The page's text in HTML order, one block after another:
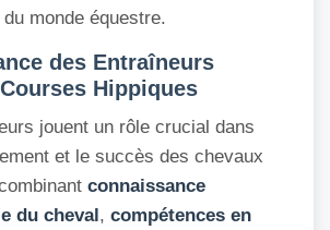
monde équestre.
des Entraîneurs
Hippiques
jouent un rôle crucial dans
et le succès des chevaux
connaissance
du cheval, compétences en